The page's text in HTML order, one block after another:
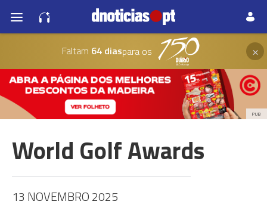
Faltam 64 diaspara os ×
PUB
World Golf Awards
13 NOVEMBRO 2025